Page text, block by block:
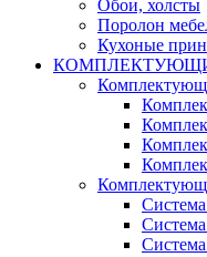
Обои, холсты
Поролон
Кухоные